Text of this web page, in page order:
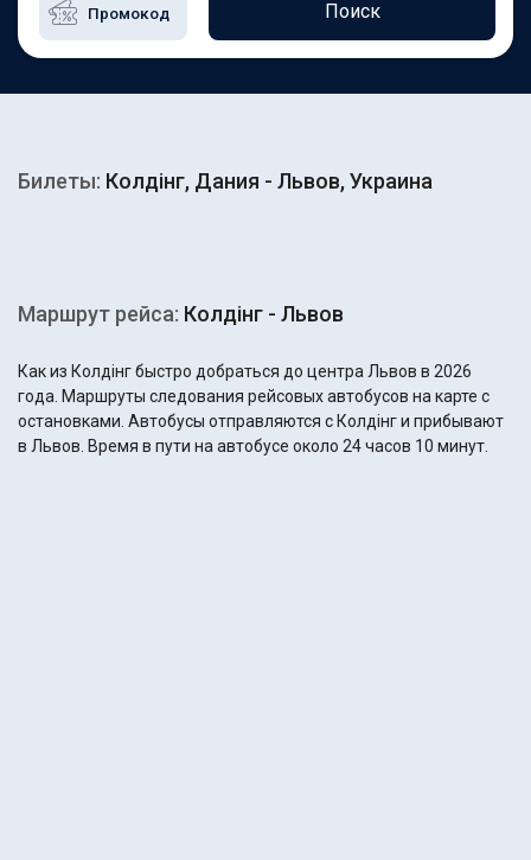
Поиск
Билеты: Колдінг, Дания - Львов, Украина
Маршрут рейса: Колдінг - Львов
Как из Колдінг быстро добраться до центра Львов в 2026
года. Маршруты следования рейсовых автобусов на карте с
остановками. Автобусы отправляются с Колдінг и прибывают
в Львов. Время в пути на автобусе около 24 часов 10 минут.